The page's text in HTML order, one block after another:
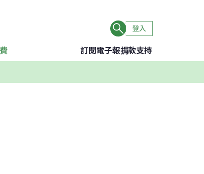
登入
訂閱電子報捐款支持